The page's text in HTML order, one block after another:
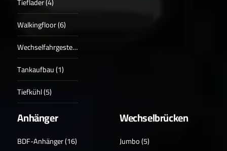
Walkingfloor (6)
Wechselfahrgestell (4)
Tankaufbau (1)
Tiefkühl (5)
Anhänger
BDF-Anhänger (16)
Wechselbrücken
Jumbo (5)